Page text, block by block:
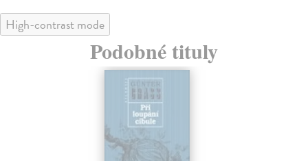
High-contrast mode
Podobné tituly